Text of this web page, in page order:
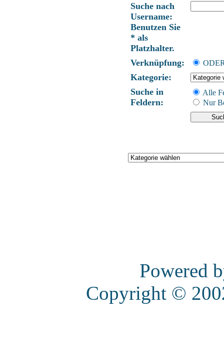
Suche nach
Username:
Benutzen Sie
* als
Platzhalter.
Verknüpfung:
Kategorie:
Suche in
Feldern:
Alle
Nur
Powered
Copyright ©